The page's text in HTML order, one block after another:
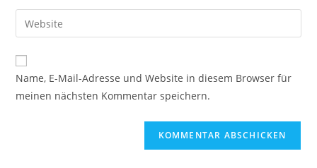
zum
Kommentieren
ein
E-
Mail-
zum
Kommentieren
ein
Gib
deine
Website-
URL
Name, E-Mail-Adresse und Website in diesem Browser für
meinen nächsten Kommentar speichern.